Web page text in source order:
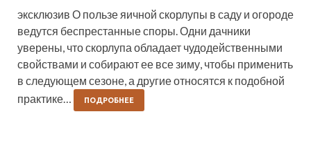
эксклюзив О пользе яичной скорлупы в саду и огороде
ведутся беспрестанные споры. Одни дачники
уверены, что скорлупа обладает чудодейственными
свойствами и собирают ее все зиму, чтобы применить
в следующем сезоне, а другие относятся к подобной
практике…
ПОДРОБНЕЕ